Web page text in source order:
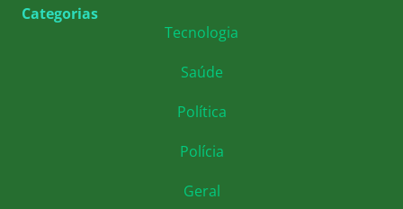
Categorias
Tecnologia
Saúde
Política
Polícia
Geral